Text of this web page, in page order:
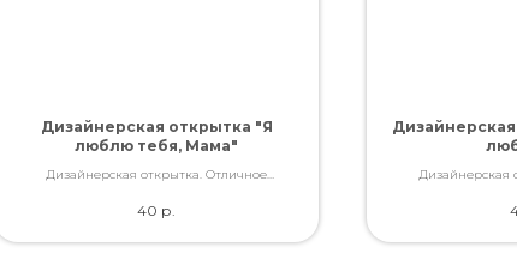
Дизайнерская открытка "Я
люблю тебя, Мама"
Дизайнерская открытка. Отличное
Вы так хотели сказать.
40 р.
Дизайнерская
Вы так